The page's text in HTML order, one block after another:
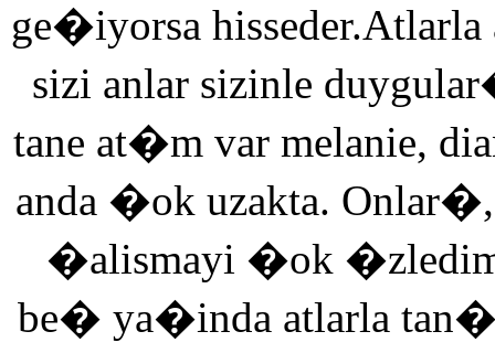
ge�iyorsa
sizi anlar sizinle
tane at�m var melanie,
anda �ok uzakta.
�alismayi �ok
be� ya�inda atlarla